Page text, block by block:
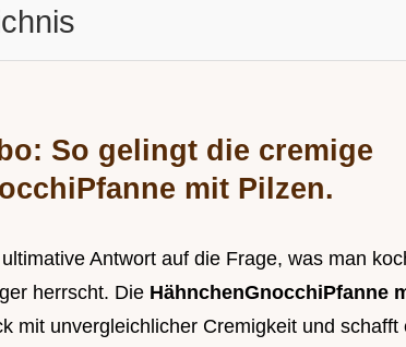
So gelingt die cremige
mit Pilzen.
Antwort auf die Frage, was man
herrscht. Die HähnchenGnocchiPfanne
mit unvergleichlicher Cremigkeit und schafft